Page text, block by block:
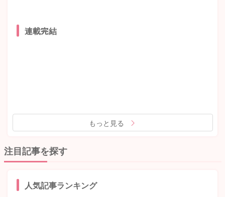
連載完結
もっと見る
注目記事を探す
人気記事ランキング